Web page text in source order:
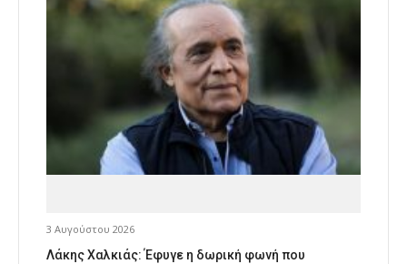
3 Αυγούστου 2026
Λάκης Χαλκιάς: Έφυγε η δωρική φωνή που